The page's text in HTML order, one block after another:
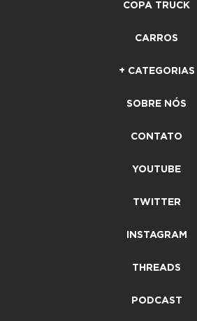
COPA TRUCK
CARROS
+ CATEGORIAS
SOBRE NÓS
CONTATO
YOUTUBE
TWITTER
INSTAGRAM
THREADS
PODCAST